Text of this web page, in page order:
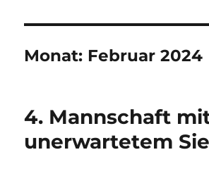
Monat: Februar 2024
4. Mannschaft
unerwartetem